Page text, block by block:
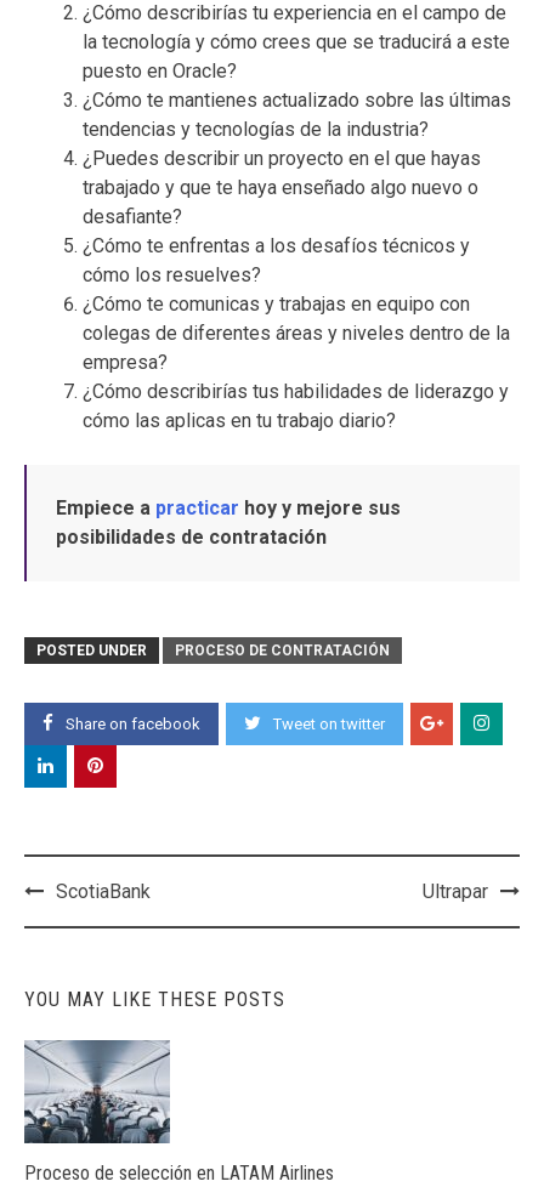
¿Cómo describirías tu experiencia en el campo de
la tecnología y cómo crees que se traducirá a este
puesto en Oracle?
¿Cómo te mantienes actualizado sobre las últimas
tendencias y tecnologías de la industria?
¿Puedes describir un proyecto en el que hayas
trabajado y que te haya enseñado algo nuevo o
desafiante?
¿Cómo te enfrentas a los desafíos técnicos y
cómo los resuelves?
¿Cómo te comunicas y trabajas en equipo con
colegas de diferentes áreas y niveles dentro de la
empresa?
¿Cómo describirías tus habilidades de liderazgo y
cómo las aplicas en tu trabajo diario?
Empiece a practicar hoy y mejore sus
posibilidades de contratación
POSTED UNDER PROCESO DE CONTRATACIÓN
Share on facebook Tweet on twitter
PostScotiaBank Ultrapar
YOU MAY LIKE THESE POSTS
Proceso de selección en LATAM Airlines